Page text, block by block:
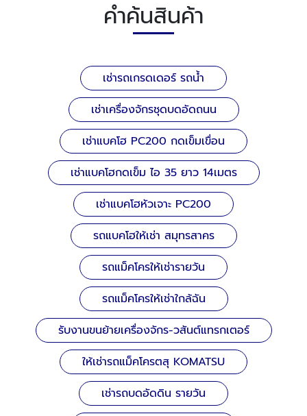
คำค้นสินค้า
เช่ารถเกรดเดอร์ รถน้ำ
เช่าเครื่องจักรชุดบดอัดถนน
เช่าแบคโฮ PC200 กดเข็มเขื่อน
เช่าแบคโฮกดเข็ม ไอ 35 ยาว 14เมตร
เช่าแบคโฮหัวเจาะ PC200
รถแบคโฮให้เช่า สมุทรสาคร
รถแม็คโครให้เช่ารายวัน
รถแม็คโครให้เช่าใกล้ฉัน
รับงานขนย้ายเครื่องจักร-วสันต์แทรกเตอร์
ให้เช่ารถแม็คโครตสุ KOMATSU
เช่ารถบดอัดดิน รายวัน